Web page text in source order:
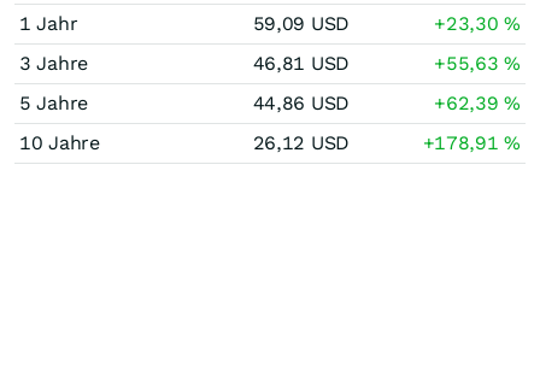
1 Jahr
59,09 USD +23,30%
3 Jahre
46,81 USD +55,63%
5 Jahre
44,86 USD +62,39%
10 Jahre
26,12 USD +178,91%